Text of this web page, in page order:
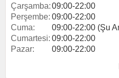
Çarşamba:09:00-22:00
Perşembe: 09:00-22:00
Cuma:
09:00-22:00 (Şu
Cumartesi: 09:00-22:00
Pazar:
09:00-22:00